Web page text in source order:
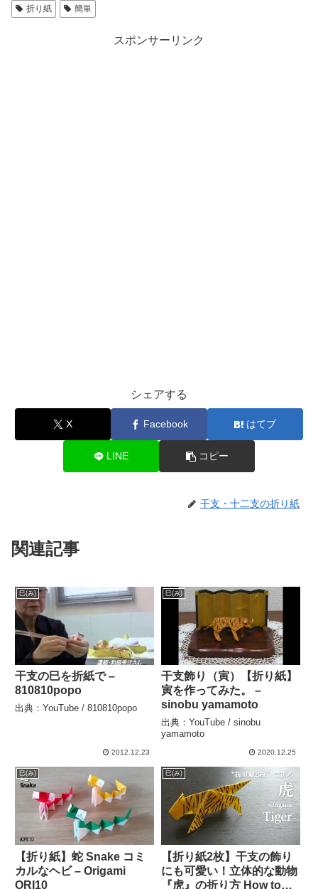
折り紙
簡単
スポンサーリンク
シェアする
X Facebook はてブ
LINE コピー
干支・十二支の折り紙
関連記事
巳(み)
干支の巳を折紙で –
810810popo
出典：YouTube / 810810popo
2012.12.23
巳(み)
干支飾り（寅）【折り紙】
寅を作ってみた。 –
sinobu yamamoto
出典：YouTube / sinobu
yamamoto
2020.12.25
巳(み)
【折り紙】蛇 Snake コミ
カルなヘビ – Origami
ORI10
巳(み)
【折り紙2枚】干支の飾り
にも可愛い！立体的な動物
『虎』の折り方 How to